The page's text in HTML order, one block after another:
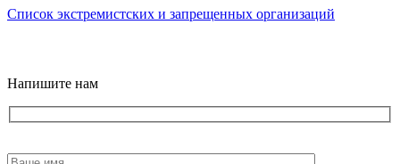
Список экстремистских и запрещенных организаций
Напишите нам